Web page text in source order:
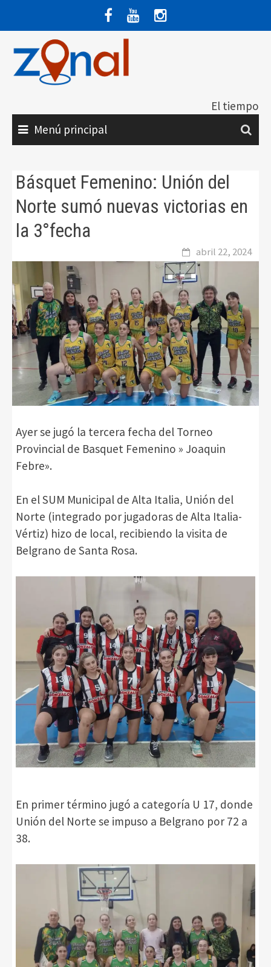
contenido
El tiempo
Menú principal
Básquet Femenino: Unión del
Norte sumó nuevas victorias en
la 3°fecha
abril 22, 2024
Ayer se jugó la tercera fecha del Torneo
Provincial de Basquet Femenino » Joaquin
Febre».
En el SUM Municipal de Alta Italia, Unión del
Norte (integrado por jugadoras de Alta Italia-
Vértiz) hizo de local, recibiendo la visita de
Belgrano de Santa Rosa.
En primer término jugó a categoría U 17, donde
Unión del Norte se impuso a Belgrano por 72 a
38.